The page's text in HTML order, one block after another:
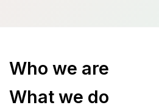
Who we are
What we do